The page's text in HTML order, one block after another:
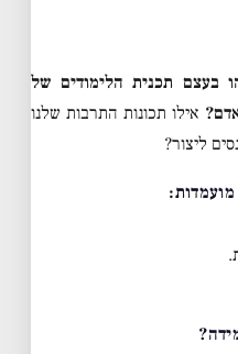
בעצם תכנית הלימודים של
אילו תכונות התרבות שלנו
ליצור?